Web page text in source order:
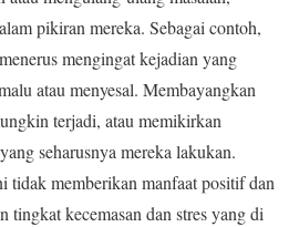
pikiran mereka. Sebagai contoh,
mengingat kejadian yang
atau menyesal. Membayangkan
terjadi, atau memikirkan
seharusnya mereka lakukan.
tidak memberikan manfaat positif dan
tingkat kecemasan dan stres yang di